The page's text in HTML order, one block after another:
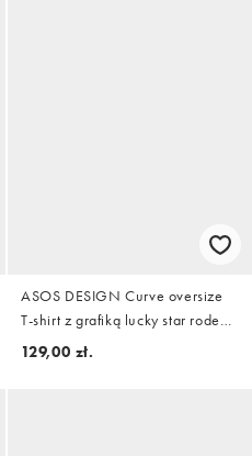
ASOS DESIGN Curve oversize
T-shirt z grafiką lucky star rodeo
w kolorze białym
129,00 zł.